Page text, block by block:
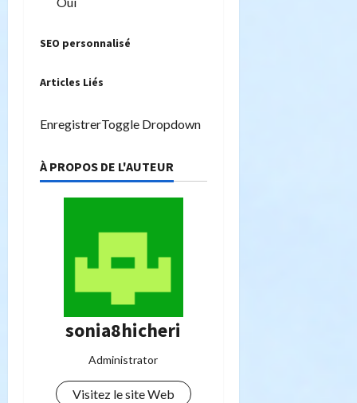
SEO personnalisé
Articles Liés
EnregistrerToggle Dropdown
À PROPOS DE L'AUTEUR
sonia8hicheri
Administrator
Visitez le site Web